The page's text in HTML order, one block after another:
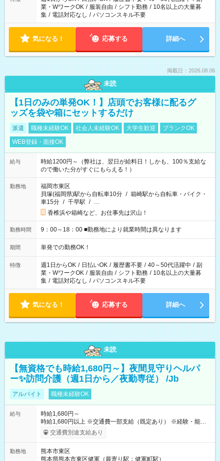
業・WワークOK / 服装自由 / シフト勤務 / 10名以上の大量募
集 / 電話対応なし / パソコンスキル不要
気になる！ 応募する 詳細へ
掲載日：2026.08.06
未読
【1日のみの単発OK！】店頭でお客様に配るグ
ッズを袋や箱にセットするだけ
派遣 職種未経験OK 社会人未経験OK 大学生歓迎
ブランクOK
WEB登録・面接OK
給与
時給1200円～（弊社は、翌日が給料日！しかも、100％支給な
ので働いた分がすぐにもらえる！）
勤務地
福岡市東区
貝塚(福岡県)駅から自転車10分 / 箱崎駅から自転車・バイク・
車15分 / 千早駅 / …
香椎浜や箱崎など、お仕事先は沢山！
勤務時間 9：00～18：00 ■勤務地により就業時間は異なります
期間 単発での勤務OK！
特徴 週1日からOK / 日払いOK / 履歴書不要 / 40～50代活躍中 / 副
業・WワークOK / 服装自由 / シフト勤務 / 10名以上の大量募
集 / 電話対応なし / パソコンスキル不要
気になる！ 応募する 詳細へ
未読
【無資格でも時給1,680円～】夜間見守りヘルパ
ー✨訪問介護（週1日から／夜勤専従） /Jb
アルバイト 職種未経験OK
給与
時給1,680円～
時給1,680円以上 ※交通費一部支給（既定あり） ※経験・能力を
考慮して決定します 【収入例】 週1回勤務の場合：1,680円×8時
間×4回=5万3,760円 週3回勤務の場合：1,680円×8時間×12回
月 ※ 雇用形態と給与に、本採用時と異なる部分があります。 雇
交通費別途支給あり
勤務地
熊本市東区
熊本県熊本市東区健軍（最寄り駅：健軍町駅）